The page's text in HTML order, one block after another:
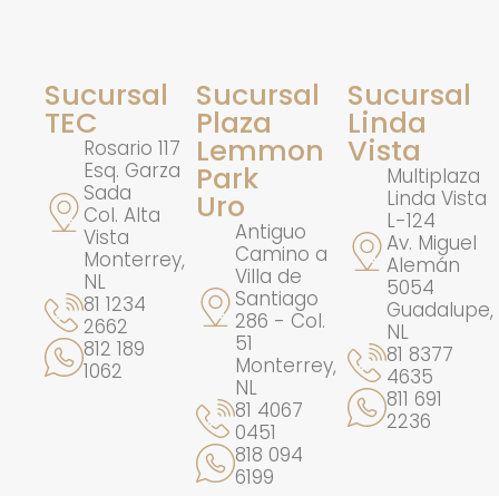
Sucursal
TEC
Rosario 117
Esq. Garza
Sada
Col. Alta
Vista
Monterrey,
NL
81 1234
2662
812 189
1062
Sucursal
Plaza
Lemmon
Park
Uro
Antiguo
Camino a
Villa de
Santiago
286 - Col.
51
Monterrey,
NL
81 4067
0451
818 094
6199
Sucursal
Linda
Vista
Multiplaza
Linda Vista
L-124
Av. Miguel
Alemán
5054
Guadalupe,
NL
81 8377
4635
811 691
2236